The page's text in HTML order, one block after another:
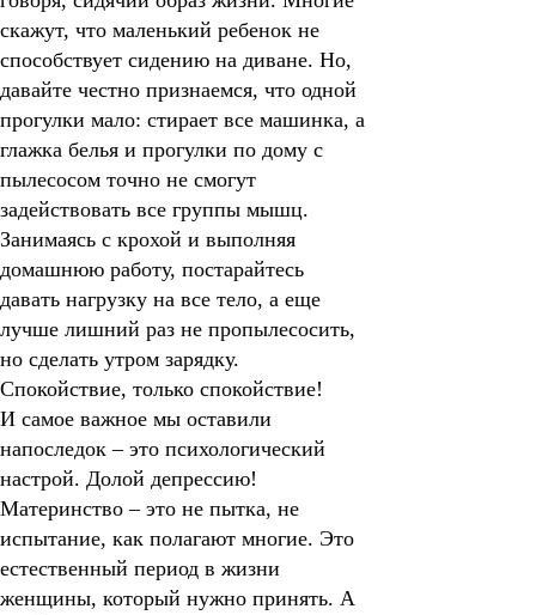
скажут, что маленький ребенок не
способствует сидению на диване. Но,
давайте честно признаемся, что одной
прогулки мало: стирает все машинка, а
глажка белья и прогулки по дому с
пылесосом точно не смогут
задействовать все группы мышц.
Занимаясь с крохой и выполняя
домашнюю работу, постарайтесь
давать нагрузку на все тело, а еще
лучше лишний раз не пропылесосить,
но сделать утром зарядку.
Спокойствие, только спокойствие!
И самое важное мы оставили
напоследок – это психологический
настрой. Долой депрессию!
Материнство – это не пытка, не
испытание, как полагают многие. Это
естественный период в жизни
женщины, который нужно принять. А